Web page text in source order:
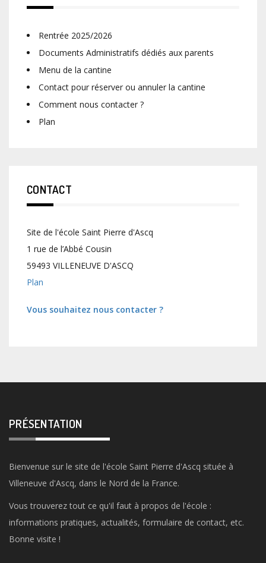
Rentrée 2025/2026
Documents Administratifs dédiés aux parents
Menu de la cantine
Contact pour réserver ou annuler la cantine
Comment nous contacter ?
Plan
CONTACT
Site de l'école Saint Pierre d'Ascq
1 rue de l’Abbé Cousin
59493 VILLENEUVE D'ASCQ
Plan
Vous souhaitez nous contacter ?
PRÉSENTATION
Bienvenue sur le site de l'école Saint Pierre d'Ascq située à
Villeneuve d'Ascq, dans le Nord de la France.
Vous trouverez tout ce qu'il faut à propos de l'école :
informations pratiques, actualités, formulaire de contact, etc.
Bonne visite !